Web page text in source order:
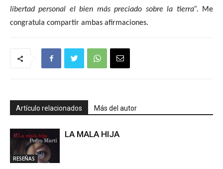
libertad personal el bien más preciado sobre la tierra”.
Me
congratula compartir ambas afirmaciones.
Artículo relacionados Más del autor
RESEÑAS
LA MALA HIJA